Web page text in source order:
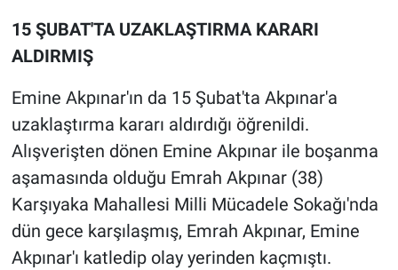
15 ŞUBAT'TA UZAKLAŞTIRMA KARARI
ALDIRMIŞ
Emine Akpınar'ın da 15 Şubat'ta Akpınar'a
uzaklaştırma kararı aldırdığı öğrenildi.
Alışverişten dönen Emine Akpınar ile boşanma
aşamasında olduğu Emrah Akpınar (38)
Karşıyaka Mahallesi Milli Mücadele Sokağı'nda
dün gece karşılaşmış, Emrah Akpınar, Emine
Akpınar'ı katledip olay yerinden kaçmıştı.
Programlar
Sağlık
Spor
Teknoloji
Türkiye'nin Geleceği
Türkiye'nin Gündemi